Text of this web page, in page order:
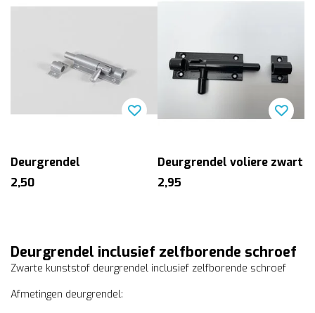
Deurgrendel
2,50
Deurgrendel voliere zwart
2,95
Deurgrendel inclusief zelfborende schroef
Zwarte kunststof deurgrendel inclusief zelfborende schroef
Afmetingen deurgrendel: